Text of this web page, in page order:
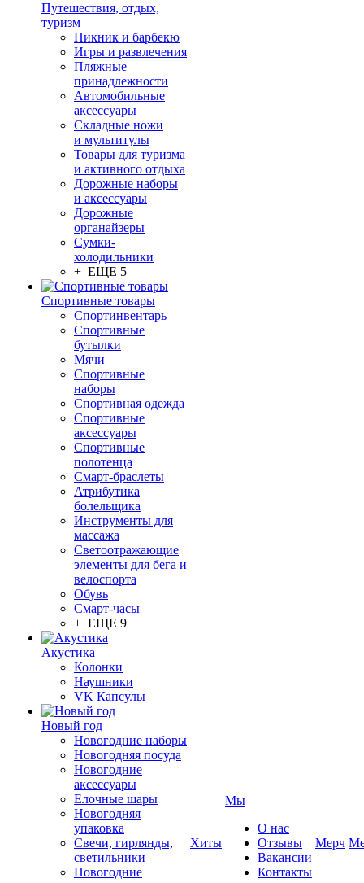
Путешествия, отдых,
туризм
Пикник и барбекю
Игры и развлечения
Пляжные
принадлежности
Автомобильные
аксессуары
Складные ножи
и мультитулы
Товары для туризма
и активного отдыха
Дорожные наборы
и аксессуары
Дорожные
органайзеры
Сумки-
холодильники
+ ЕЩЕ 5
Спортивные товары
Спортинвентарь
Спортивные
бутылки
Мячи
Спортивные
наборы
Спортивная одежда
Спортивные
аксессуары
Спортивные
полотенца
Смарт-браслеты
Атрибутика
болельщика
Инструменты для
массажа
Светоотражающие
элементы для бега и
велоспорта
Обувь
Смарт-часы
+ ЕЩЕ 9
Акустика
Колонки
Наушники
VK Капсулы
Новый год
Новогодние наборы
Новогодняя посуда
Новогодние
аксессуары
Елочные шары
Новогодняя
упаковка
Свечи, гирлянды,
светильники
Новогодние
Хиты
Мы
О нас
Отзывы
Вакансии
Контакты
Мерч